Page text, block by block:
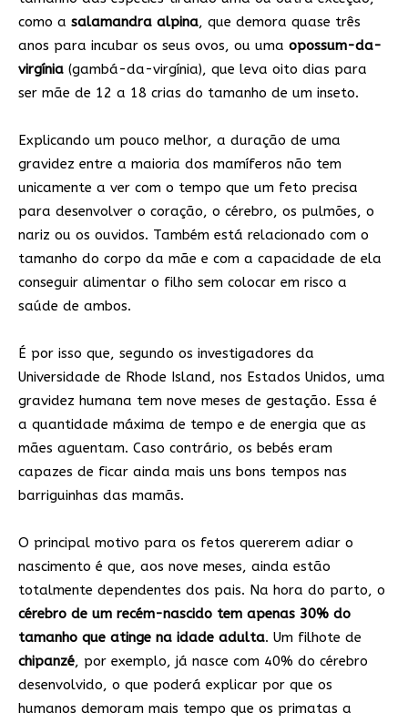
como a salamandra alpina, que demora quase três
anos para incubar os seus ovos, ou uma opossum-da-
virgínia (gambá-da-virgínia), que leva oito dias para
ser mãe de 12 a 18 crias do tamanho de um inseto.
Explicando um pouco melhor, a duração de uma
gravidez entre a maioria dos mamíferos não tem
unicamente a ver com o tempo que um feto precisa
para desenvolver o coração, o cérebro, os pulmões, o
nariz ou os ouvidos. Também está relacionado com o
tamanho do corpo da mãe e com a capacidade de ela
conseguir alimentar o filho sem colocar em risco a
saúde de ambos.
É por isso que, segundo os investigadores da
Universidade de Rhode Island, nos Estados Unidos, uma
gravidez humana tem nove meses de gestação. Essa é
a quantidade máxima de tempo e de energia que as
mães aguentam. Caso contrário, os bebés eram
capazes de ficar ainda mais uns bons tempos nas
barriguinhas das mamãs.
O principal motivo para os fetos quererem adiar o
nascimento é que, aos nove meses, ainda estão
totalmente dependentes dos pais. Na hora do parto, o
cérebro de um recém-nascido tem apenas 30% do
tamanho que atinge na idade adulta. Um filhote de
chipanzé, por exemplo, já nasce com 40% do cérebro
desenvolvido, o que poderá explicar por que os
humanos demoram mais tempo que os primatas a